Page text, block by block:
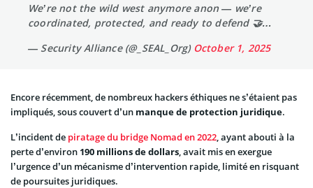
We’re not the wild west anymore anon — we’re
coordinated, protected, and ready to defend 🤝…
— Security Alliance (@_SEAL_Org) October 1, 2025
Encore récemment, de nombreux hackers éthiques ne s’étaient pas
impliqués, sous couvert d’un manque de protection juridique.
L’incident de piratage du bridge Nomad en 2022 , ayant abouti à la
perte d’environ 190 millions de dollars , avait mis en exergue
l’urgence d’un mécanisme d’intervention rapide, limité en risquant
de poursuites juridiques.